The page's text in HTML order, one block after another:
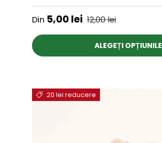
Preț de vânzare
Din 5,00 lei Preț obișnuit
12,00 lei
ALEGEȚI OPȚIUNILE
20 lei reducere